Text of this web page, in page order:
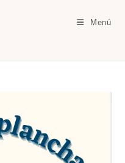
Menú